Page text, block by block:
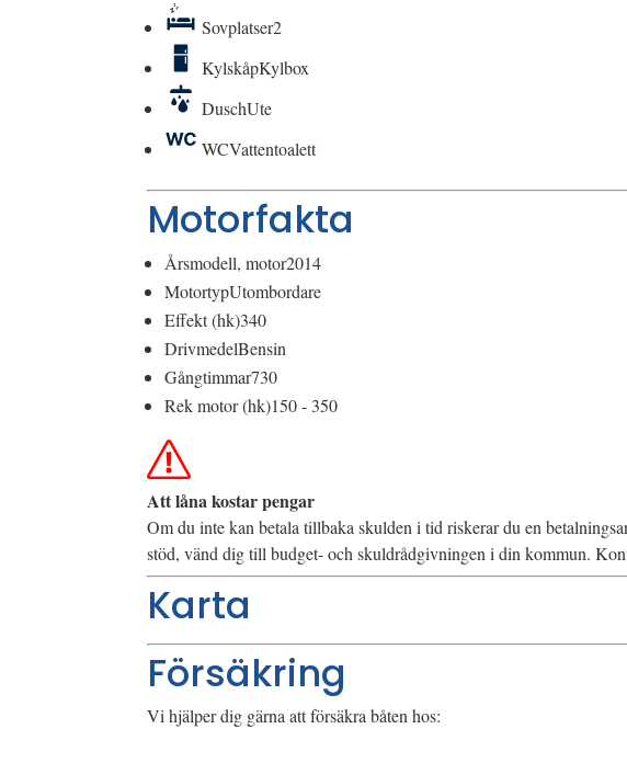
Sovplatser2
KylskåpKylbox
DuschUte
WCVattentoalett
Motorfakta
Årsmodell, motor2014
MotortypUtombordare
Effekt (hk)340
DrivmedelBensin
Gångtimmar730
Rek motor (hk)150 - 350
Att låna kostar pengar
Om du inte kan betala tillbaka skulden i tid riskerar du en
stöd, vänd dig till budget- och skuldrådgivningen i din kommun.
Karta
Försäkring
Vi hjälper dig gärna att försäkra båten hos: